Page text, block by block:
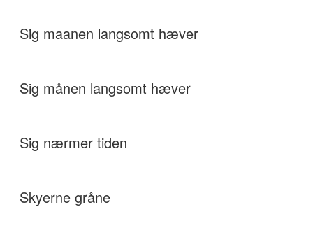
Sig maanen langsomt hæver
Sig månen langsomt hæver
Sig nærmer tiden
Skyerne gråne